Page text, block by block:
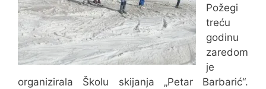
Požegi
treću
godinu
zaredom
je
organizirala Školu skijanja „Petar Barbarić“.